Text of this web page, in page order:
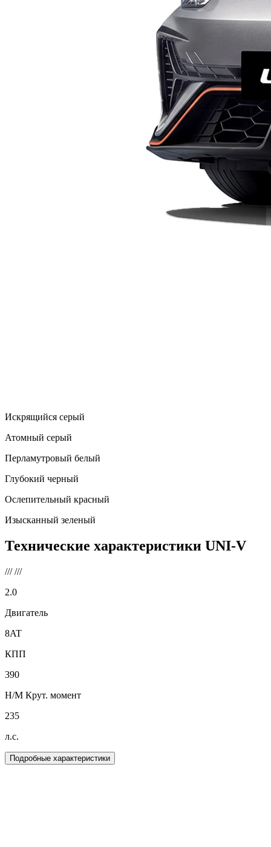
Искрящийся серый
Атомный серый
Перламутровый белый
Глубокий черный
Ослепительный красный
Изысканный зеленый
Технические характеристики UNI-V
/// ///
2.0
Двигатель
8AT
КПП
390
Н/М Крут. момент
235
л.с.
Подробные характеристики